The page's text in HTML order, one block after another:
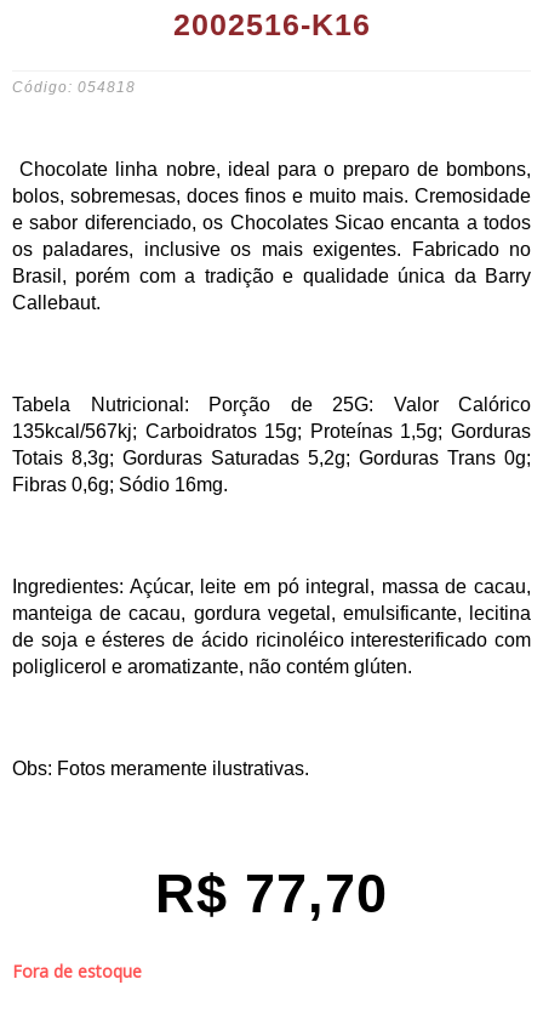
2002516-K16
Código: 054818
Chocolate linha nobre, ideal para o preparo de bombons,
bolos, sobremesas, doces finos e muito mais. Cremosidade
e sabor diferenciado, os Chocolates Sicao encanta a todos
os paladares, inclusive os mais exigentes. Fabricado no
Brasil, porém com a tradição e qualidade única da Barry
Callebaut.
Tabela Nutricional: Porção de 25G: Valor Calórico
135kcal/567kj; Carboidratos 15g; Proteínas 1,5g; Gorduras
Totais 8,3g; Gorduras Saturadas 5,2g; Gorduras Trans 0g;
Fibras 0,6g; Sódio 16mg.
Ingredientes: Açúcar, leite em pó integral, massa de cacau,
manteiga de cacau, gordura vegetal, emulsificante, lecitina
de soja e ésteres de ácido ricinoléico interesterificado com
poliglicerol e aromatizante, não contém glúten.
Obs: Fotos meramente ilustrativas.
R$ 77,70
Fora de estoque